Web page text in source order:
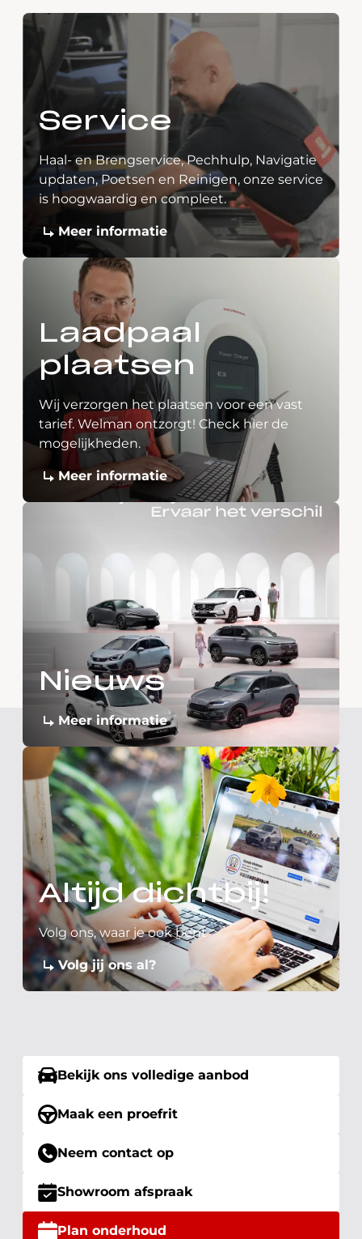
Service
Haal- en Brengservice, Pechhulp, Navigatie
updaten, Poetsen en Reinigen, onze service
is hoogwaardig en compleet.
Meer informatie
Laadpaal
plaatsen
Wij verzorgen het plaatsen voor een vast
tarief. Welman ontzorgt! Check hier de
mogelijkheden.
Meer informatie
Nieuws
Meer informatie
Altijd dichtbij!
Volg ons, waar je ook bent
Volg jij ons al?
Bekijk ons volledige aanbod
Maak een proefrit
Neem contact op
Showroom afspraak
Plan onderhoud